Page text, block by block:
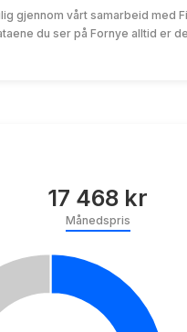
gjennom vårt samarbeid med
du ser på Fornye alltid er
17 468 kr
Månedspris